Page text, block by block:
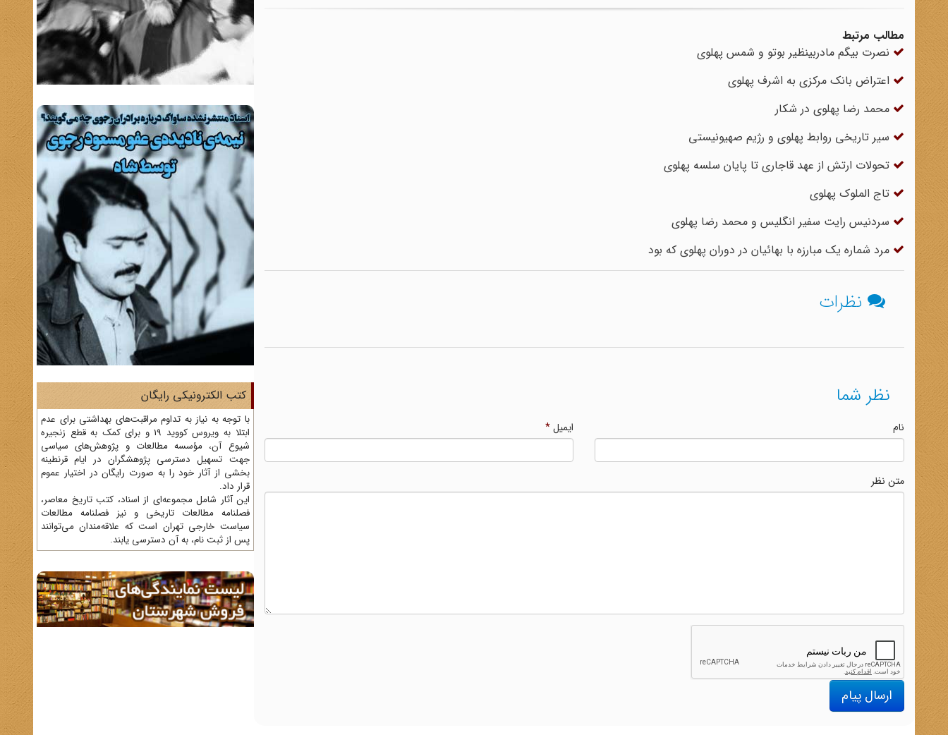
مطالب مرتبط
نصرت بیگم مادربینظیر بوتو و شمس پهلوی
اعتراض بانک مرکزی به اشرف پهلوی
محمد رضا پهلوی در شکار
سیر تاریخی روابط پهلوی و رژیم صهیونیستی
تحولات ارتش از عهد قاجاری تا پایان سلسه پهلوی
تاج الملوک پهلوی
سردنیس رایت سفیر انگلیس و محمد رضا پهلوی
مرد شماره یک مبارزه با بهائیان در دوران پهلوی که بود
نظرات
نظر شما
نام ایمیل*
متن نظر
ارسال پیام
کتب الکترونیکی رایگان
با توجه به نیاز به تداوم مراقبت‌های بهداشتی برای عدم
ابتلا به ویروس کووید 19 و برای کمک به قطع زنجیره
شیوع آن، مؤسسه مطالعات و پژوهش‌های سیاسی
جهت تسهیل دسترسی پژوهشگران در ایام قرنطینه
بخشی از آثار خود را به صورت رایگان در اختیار عموم
قرار داد.
این آثار شامل مجموعه‌ای از اسناد، کتب تاریخ معاصر،
فصلنامه‌ مطالعات تاریخی و نیز فصلنامه مطالعات
سیاست خارجی تهران است که علاقه‌مندان می‌توانند
پس از ثبت نام، به آن دسترسی یابند.